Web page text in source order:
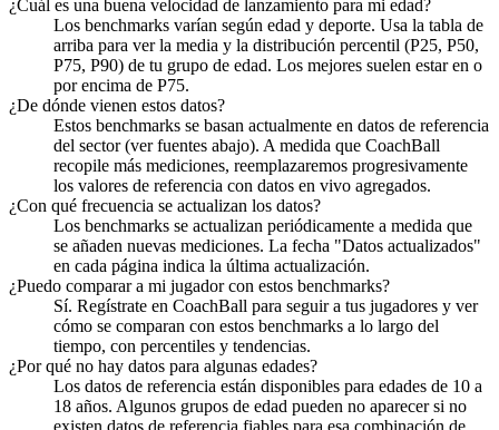
¿Cuál es una buena velocidad de lanzamiento para mi edad?
Los benchmarks varían según edad y deporte. Usa la tabla de
arriba para ver la media y la distribución percentil (P25, P50,
P75, P90) de tu grupo de edad. Los mejores suelen estar en o
por encima de P75.
¿De dónde vienen estos datos?
Estos benchmarks se basan actualmente en datos de referencia
del sector (ver fuentes abajo). A medida que CoachBall
recopile más mediciones, reemplazaremos progresivamente
los valores de referencia con datos en vivo agregados.
¿Con qué frecuencia se actualizan los datos?
Los benchmarks se actualizan periódicamente a medida que
se añaden nuevas mediciones. La fecha "Datos actualizados"
en cada página indica la última actualización.
¿Puedo comparar a mi jugador con estos benchmarks?
Sí. Regístrate en CoachBall para seguir a tus jugadores y ver
cómo se comparan con estos benchmarks a lo largo del
tiempo, con percentiles y tendencias.
¿Por qué no hay datos para algunas edades?
Los datos de referencia están disponibles para edades de 10 a
18 años. Algunos grupos de edad pueden no aparecer si no
existen datos de referencia fiables para esa combinación de